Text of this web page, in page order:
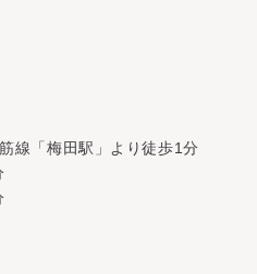
線「梅田駅」より徒歩1分